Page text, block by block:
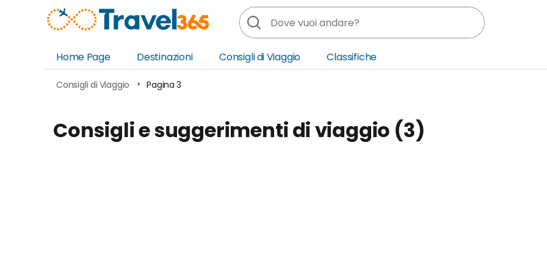
Home Page
Destinazioni
Africa
Nord America
America Centrale
Consigli di Viaggio Classifiche
Consigli di Viaggio Pagina 3
Consigli e suggerimenti di viaggio (3)